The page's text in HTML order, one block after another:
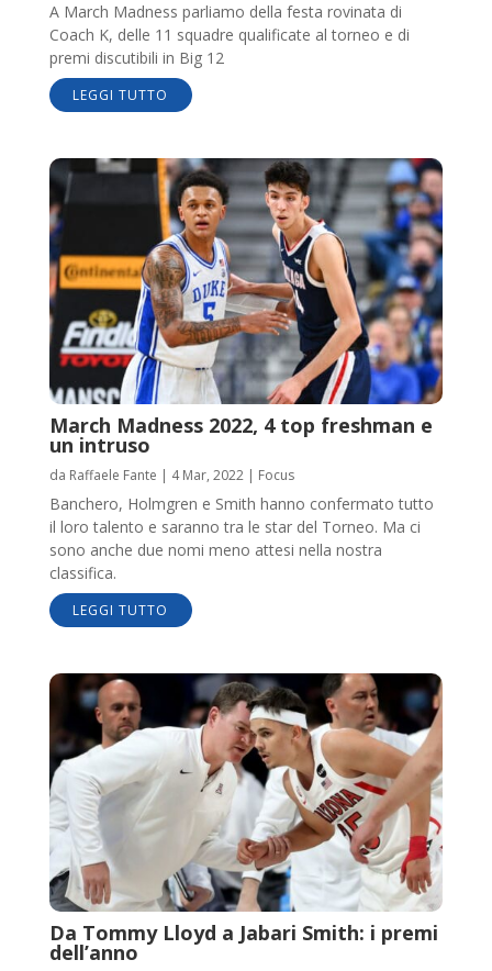
A March Madness parliamo della festa rovinata di
Coach K, delle 11 squadre qualificate al torneo e di
premi discutibili in Big 12
LEGGI TUTTO
March Madness 2022, 4 top freshman e
un intruso
da Raffaele Fante | 4 Mar, 2022| Focus
Banchero, Holmgren e Smith hanno confermato tutto
il loro talento e saranno tra le star del Torneo. Ma ci
sono anche due nomi meno attesi nella nostra
classifica.
LEGGI TUTTO
Da Tommy Lloyd a Jabari Smith: i premi
dell’anno